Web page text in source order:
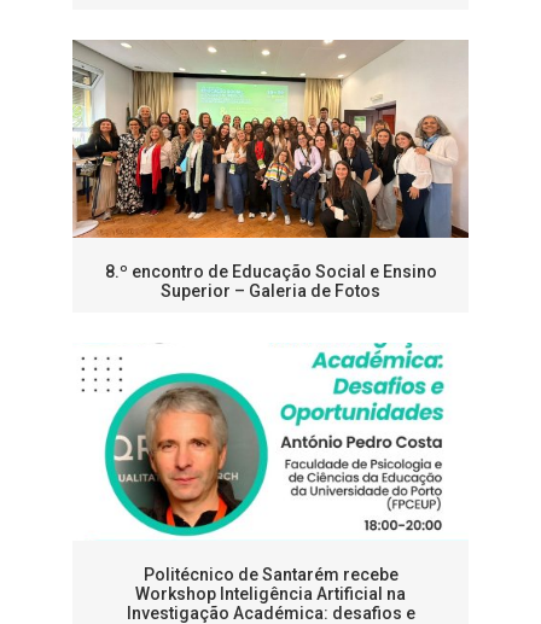
8.º encontro de Educação Social e Ensino
Superior – Galeria de Fotos
Politécnico de Santarém recebe
Workshop Inteligência Artificial na
Investigação Académica: desafios e